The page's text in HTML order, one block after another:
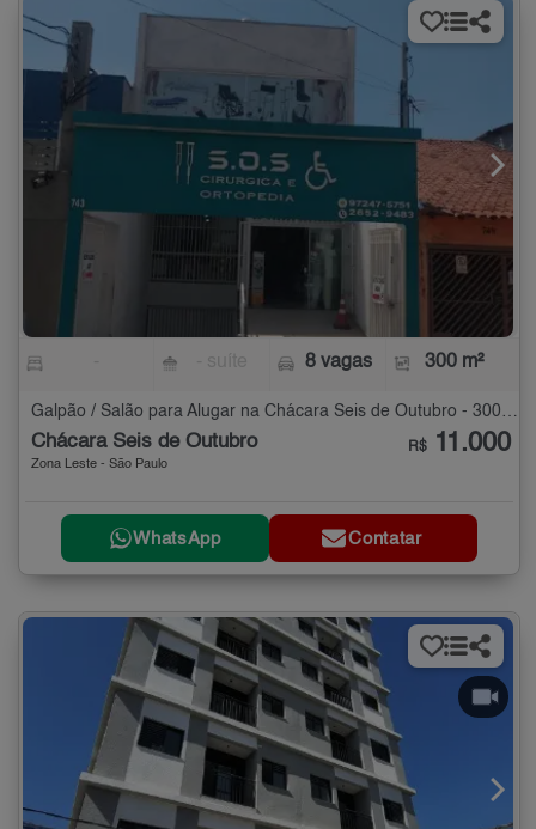
8 vagas 300 m²
Chácara Seis de Outubro
Zona Leste - São Paulo
R$ 11.000
WhatsApp Contatar